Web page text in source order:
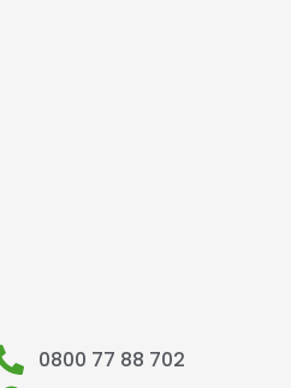
0800 77 88 702